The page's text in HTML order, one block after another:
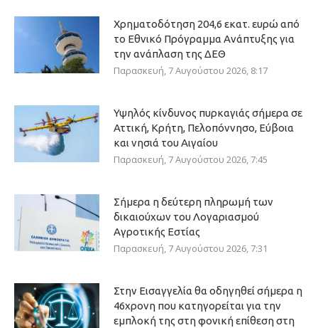
Χρηματοδότηση 204,6 εκατ. ευρώ από
το Εθνικό Πρόγραμμα Ανάπτυξης για
την ανάπλαση της ΔΕΘ
Παρασκευή, 7 Αυγούστου 2026, 8:17
Υψηλός κίνδυνος πυρκαγιάς σήμερα σε
Αττική, Κρήτη, Πελοπόννησο, Εύβοια
και νησιά του Αιγαίου
Παρασκευή, 7 Αυγούστου 2026, 7:45
Σήμερα η δεύτερη πληρωμή των
δικαιούχων του Λογαριασμού
Αγροτικής Εστίας
Παρασκευή, 7 Αυγούστου 2026, 7:31
Στην Εισαγγελία θα οδηγηθεί σήμερα η
46χρονη που κατηγορείται για την
εμπλοκή της στη φονική επίθεση στη